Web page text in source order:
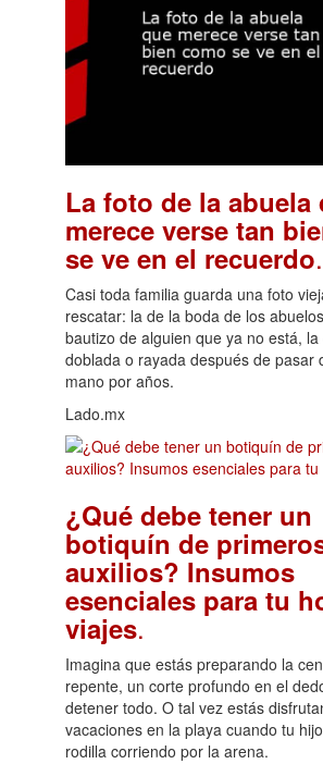
La foto de la abuela
merece verse tan
se ve en el recuerdo.
Casi toda familia guarda una foto
rescatar: la de la boda de los
bautizo de alguien que ya no está, la
doblada o rayada después de pasar
mano por años.
Lado.mx
¿Qué debe tener un
botiquín de
auxilios? Insumos
esenciales para tu
viajes.
Imagina que estás preparando la
repente, un corte profundo en el
detener todo. O tal vez estás
vacaciones en la playa cuando tu
rodilla corriendo por la arena.